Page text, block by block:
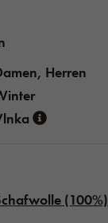
Herren
(100%)